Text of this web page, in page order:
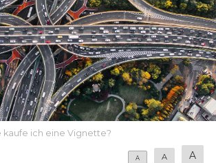
kaufe ich eine Vignette?
A A A